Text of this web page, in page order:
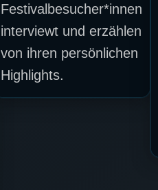
Festivalbesucher*innen
interviewt und erzählen
von ihren persönlichen
Highlights.